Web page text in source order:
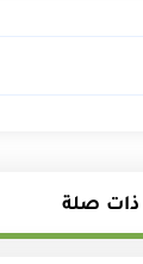
ذات صلة